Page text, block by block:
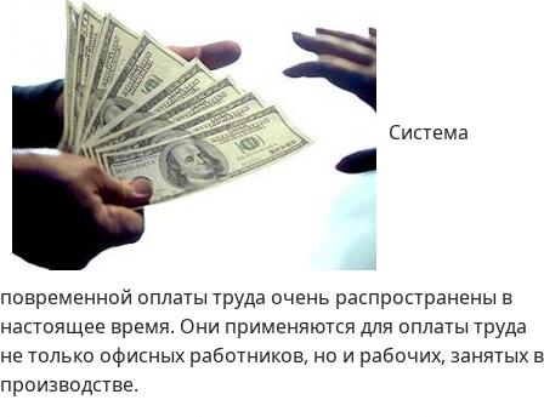
Система
повременной оплаты труда очень распространены в
настоящее время. Они применяются для оплаты труда
не только офисных работников, но и рабочих, занятых в
производстве.